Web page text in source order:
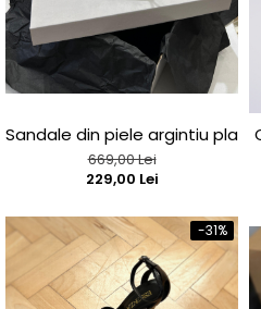
Sandale din piele argintiu
669,00 Lei
229,00 Lei
-31%